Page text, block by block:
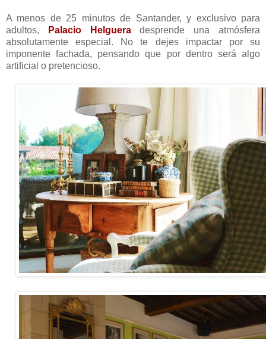
A menos de 25 minutos de Santander, y exclusivo para
adultos,
Palacio Helgueradesprende una atmósfera
absolutamente especial. No te dejes impactar por su
imponente fachada, pensando que por dentro será algo
artificial o pretencioso.